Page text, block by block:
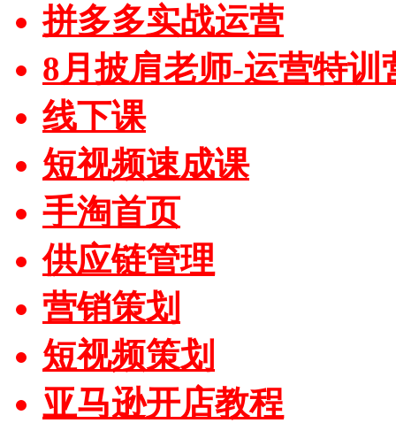
拼多多实战运营
8月披肩老师-运营特训
线下课
短视频速成课
手淘首页
供应链管理
营销策划
短视频策划
亚马逊开店教程